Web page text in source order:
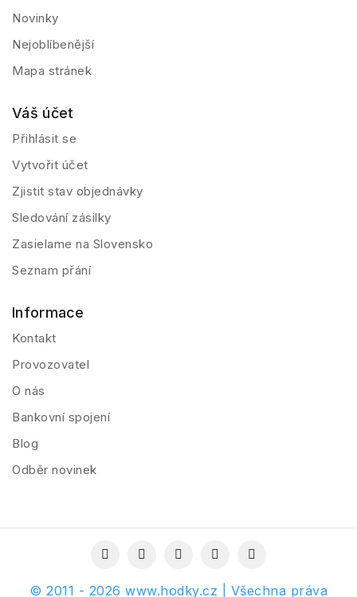
Novinky
Nejoblíbenější
Mapa stránek
Váš účet
Přihlásit se
Vytvořit účet
Zjistit stav objednávky
Sledování zásilky
Zasielame na Slovensko
Seznam přání
Informace
Kontakt
Provozovatel
O nás
Bankovní spojení
Blog
Odběr novinek
© 2011 - 2026 www.hodky.cz | Všechna práva